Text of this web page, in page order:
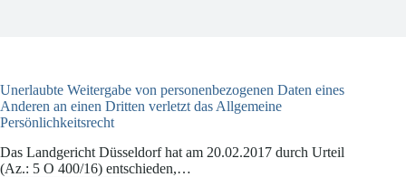
Unerlaubte Weitergabe von personenbezogenen Daten eines
Anderen an einen Dritten verletzt das Allgemeine
Persönlichkeitsrecht
Das Landgericht Düsseldorf hat am 20.02.2017 durch Urteil
(Az.: 5 O 400/16) entschieden,…